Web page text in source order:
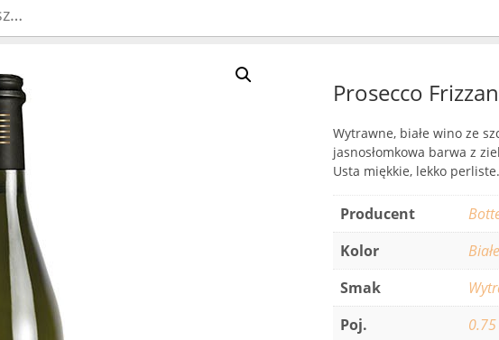
Prosecco
Wytrawne, białe wino ze
jasnosłomkowa barwa z
Usta miękkie, lekko perliste.
Producent
Kolor
Białe
Smak
Poj.
0.75